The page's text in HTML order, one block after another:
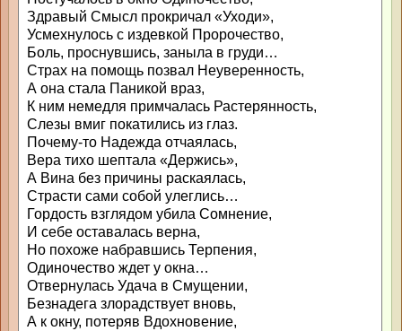
Здравый Смысл прокричал «Уходи»,
Усмехнулось с издевкой Пророчество,
Боль, проснувшись, заныла в груди…
Страх на помощь позвал Неуверенность,
А она стала Паникой враз,
К ним немедля примчалась Растерянность,
Слезы вмиг покатились из глаз.
Почему-то Надежда отчаялась,
Вера тихо шептала «Держись»,
А Вина без причины раскаялась,
Страсти сами собой улеглись…
Гордость взглядом убила Сомнение,
И себе оставалась верна,
Но похоже набравшись Терпения,
Одиночество ждет у окна…
Отвернулась Удача в Смущении,
Безнадега злорадствует вновь,
А к окну, потеряв Вдохновение,